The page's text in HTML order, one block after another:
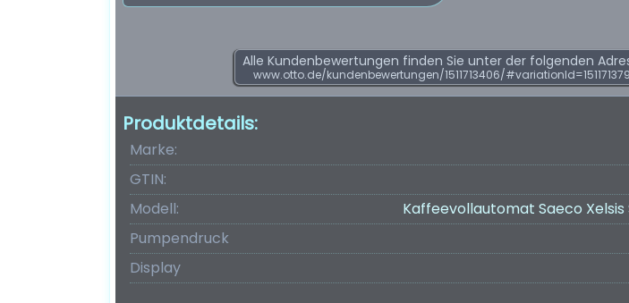
Alle Kundenbewertungen finden Sie unter der folgenden
www.otto.de/kundenbewertungen/1511713406/
Produktdetails:
Marke:
GTIN:
Modell:
Kaffeevollautomat Saeco
Pumpendruck
Display